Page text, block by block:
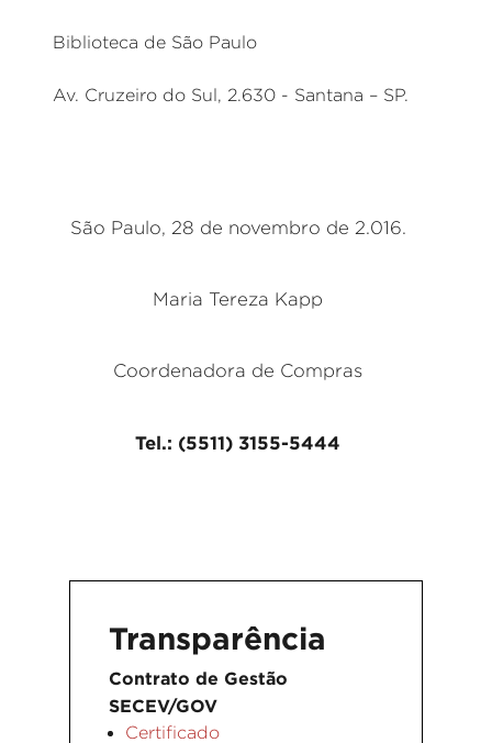
Biblioteca de São Paulo
Av. Cruzeiro do Sul, 2.630 - Santana – SP.
São Paulo, 28 de novembro de 2.016.
Maria Tereza Kapp
Coordenadora de Compras
Tel.: (5511) 3155-5444
Transparência
Contrato de Gestão
SECEV/GOV
Certificado